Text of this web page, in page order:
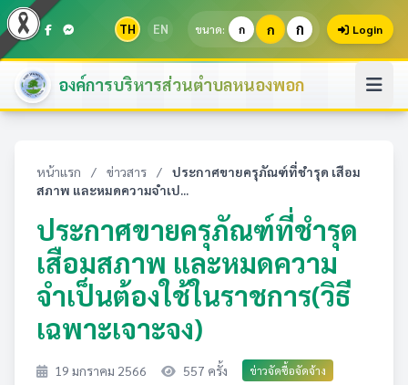
TH EN ขนาด: ก ก ก Login
องค์การบริหารส่วนตำบลหนองพอก
หน้าแรก / ข่าวสาร /
ประกาศขายครุภัณฑ์ที่ชำรุด เสือม
สภาพ และหมดความจำเป...
ประกาศขายครุภัณฑ์ที่ชำรุด
เสือมสภาพ และหมดความ
จำเป็นต้องใช้ในราชการ(วิธี
เฉพาะเจาะจง)
19 มกราคม 2566 557 ครั้ง ข่าวจัดซื้อจัดจ้าง